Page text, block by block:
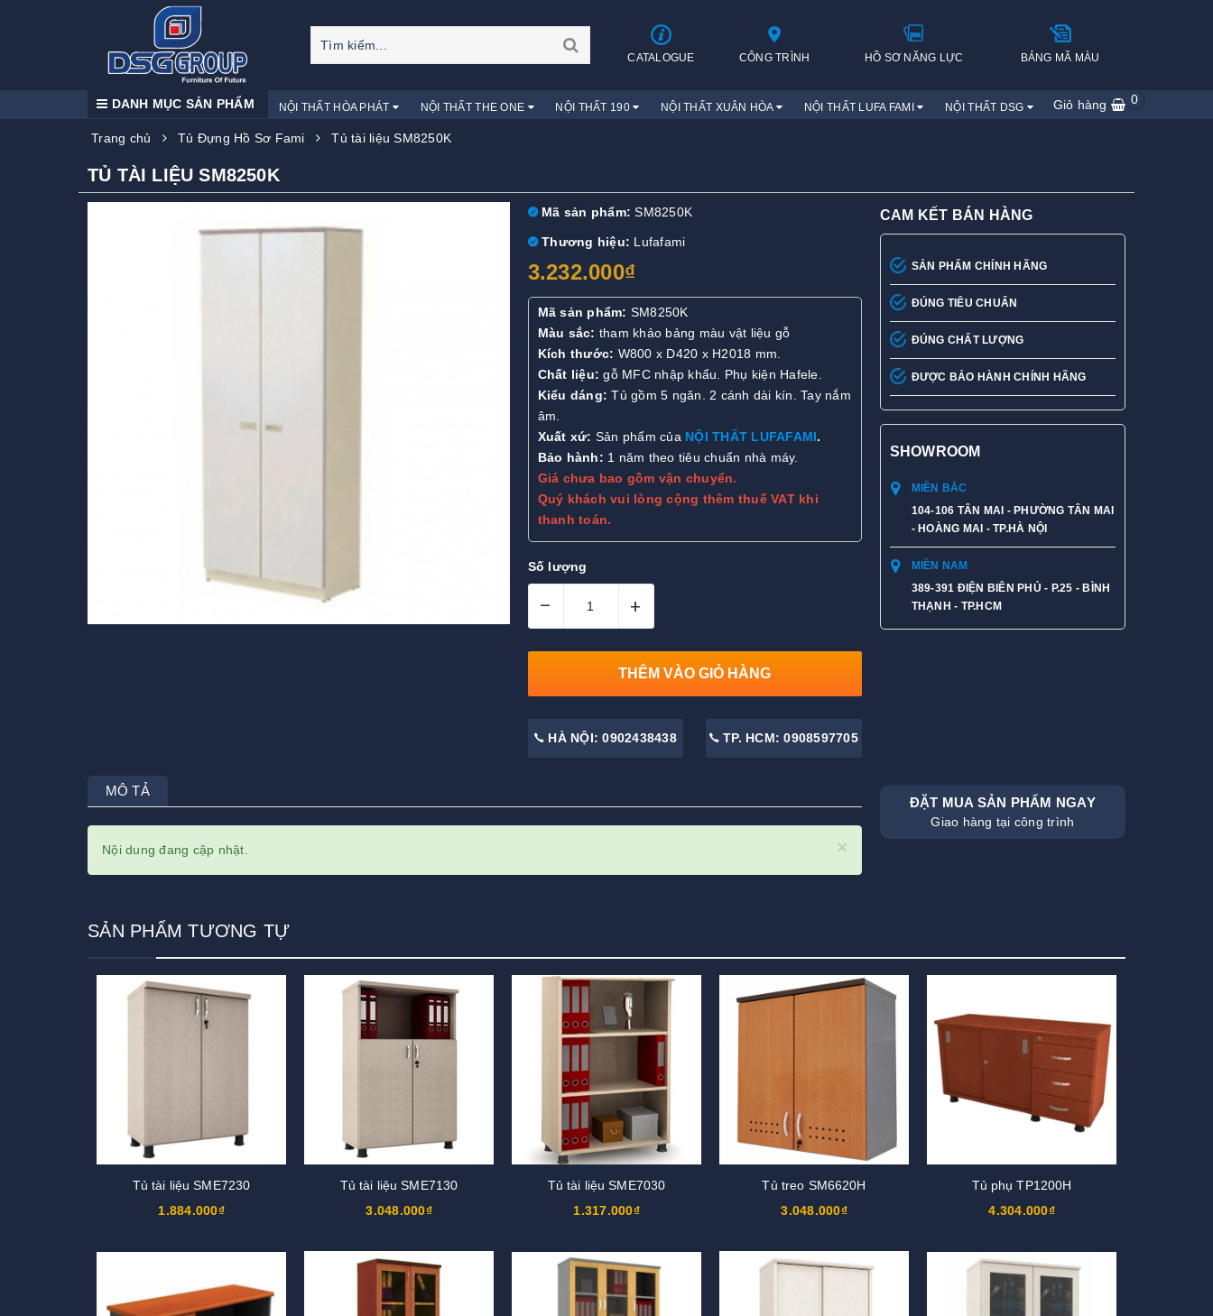
CATALOGUE CÔNG TRÌNH HỒ SƠ NĂNG LỰC BẢNG MÃ MÀU
DANH MỤC SẢN PHẨM NỘI THẤT HÒA PHÁT NỘI THẤT THE ONE NỘI THẤT 190 NỘI THẤT XUÂN HÒA NỘI THẤT LUFA FAMI NỘI THẤT DSG Giỏ hàng 0
Trang chủ Tủ Đựng Hồ Sơ Fami Tủ tài liệu SM8250K
TỦ TÀI LIỆU SM8250K
Mã sản phẩm: SM8250K
Thương hiệu: Lufafami
3.232.000₫
Mã sản phẩm: SM8250K
Màu sắc: tham khảo bảng màu vật liệu gỗ
Kích thước: W800 x D420 x H2018 mm.
Chất liệu:gỗ MFC nhập khẩu. Phụ kiện Hafele.
Kiểu dáng:Tủ gồm 5 ngăn. 2 cánh dài kín. Tay nắm
âm.
Xuất xứ: Sản phẩm của NỘI THẤT LUFAFAMI.
Bảo hành: 1 năm theo tiêu chuẩn nhà máy.
Giá chưa bao gồm vận chuyển.
Quý khách vui lòng cộng thêm thuế VAT khi
thanh toán.
Số lượng
– +
THÊM VÀO GIỎ HÀNG
HÀ NỘI: 0902438438 TP. HCM: 0908597705
CAM KẾT BÁN HÀNG
SẢN PHẨM CHÍNH HÃNG
ĐÚNG TIÊU CHUẨN
ĐÚNG CHẤT LƯỢNG
ĐƯỢC BẢO HÀNH CHÍNH HÃNG
SHOWROOM
MIỀN BẮC
104-106 TÂN MAI - PHƯỜNG TÂN MAI
- HOÀNG MAI - TP.HÀ NỘI
MIỀN NAM
389-391 ĐIỆN BIÊN PHỦ - P.25 - BÌNH
THẠNH - TP.HCM
MÔ TẢ
×
Nội dung đang cập nhật.
ĐẶT MUA SẢN PHẨM NGAY
Giao hàng tại công trình
SẢN PHẨM TƯƠNG TỰ
Tủ tài liệu SME7230
1.884.000₫
Tủ tài liệu SME7130
3.048.000₫
Tủ tài liệu SME7030
1.317.000₫
Tủ treo SM6620H
3.048.000₫
Tủ phụ TP1200H
4.304.000₫